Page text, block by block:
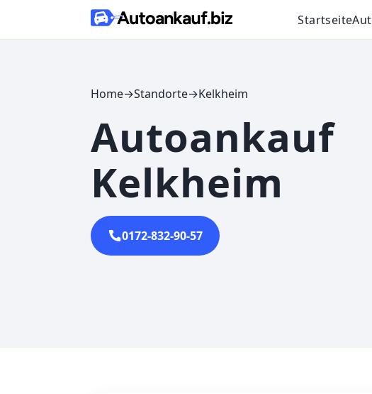
Startseite
Home→Standorte→Kelkheim
Autoankauf
Kelkheim
0172-832-90-57